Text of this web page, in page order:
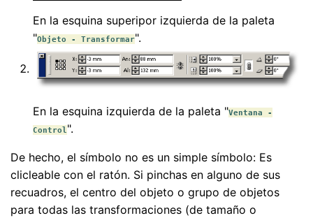
En la esquina superipor izquierda de la paleta
"Objeto - Transformar".
En la esquina izquierda de la paleta "Ventana -
Control".
De hecho, el símbolo no es un simple símbolo: Es
clicleable con el ratón. Si pinchas en alguno de sus
recuadros, el centro del objeto o grupo de objetos
para todas las transformaciones (de tamaño o